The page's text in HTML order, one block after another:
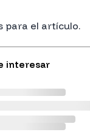
para el artículo.
interesar